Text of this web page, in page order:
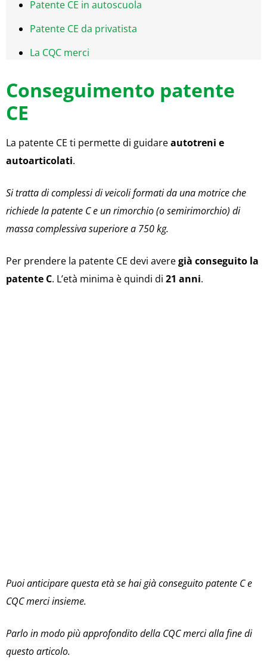
Patente CE in autoscuola
Patente CE da privatista
La CQC merci
Conseguimento patente
CE
La patente CE ti permette di guidareautotreni e
autoarticolati.
Si tratta di complessi di veicoli formati da una motrice che
richiede la patente C e un rimorchio (o semirimorchio) di
massa complessiva superiore a 750 kg.
Per prendere la patente CE devi averegià conseguito la
patente C. L’età minima è quindi di 21 anni.
Puoi anticipare questa età se hai già conseguito patente C e
CQC merci insieme.
Parlo in modo più approfondito della CQC merci alla fine di
questo articolo.